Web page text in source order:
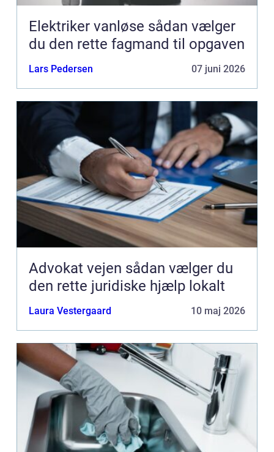
Elektriker vanløse sådan vælger
du den rette fagmand til opgaven
Lars Pedersen 07 juni 2026
Advokat vejen sådan vælger du
den rette juridiske hjælp lokalt
Laura Vestergaard 10 maj 2026